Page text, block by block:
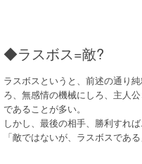
◆ラスボス=敵?
ラスボスというと、前述の通り
ろ、無感情の機械にしろ、主人
であることが多い。
しかし、最後の相手、勝利すれ
「敵ではないが、ラスボスであ